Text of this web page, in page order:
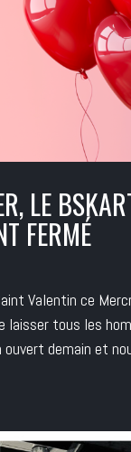
LE
FERMÉ
Valentin ce
tous les
demain et